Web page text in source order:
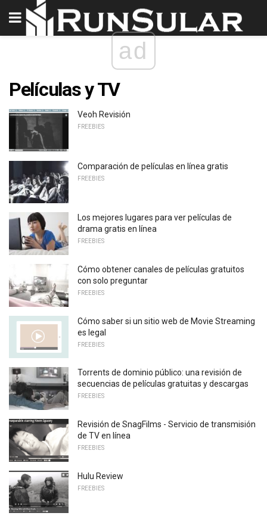
ad
Películas y TV
Veoh Revisión
FREEBIES
Comparación de películas en línea gratis
FREEBIES
Los mejores lugares para ver películas de
drama gratis en línea
FREEBIES
Cómo obtener canales de películas gratuitos
con solo preguntar
FREEBIES
Cómo saber si un sitio web de Movie Streaming
es legal
FREEBIES
Torrents de dominio público: una revisión de
secuencias de películas gratuitas y descargas
FREEBIES
Revisión de SnagFilms - Servicio de transmisión
de TV en línea
FREEBIES
Hulu Review
FREEBIES